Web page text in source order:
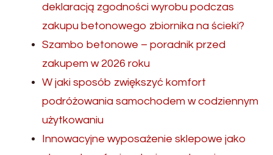
deklaracją zgodności wyrobu podczas
zakupu betonowego zbiornika na ścieki?
Szambo betonowe – poradnik przed
zakupem w 2026 roku
W jaki sposób zwiększyć komfort
podróżowania samochodem w codziennym
użytkowaniu
Innowacyjne wyposażenie sklepowe jako